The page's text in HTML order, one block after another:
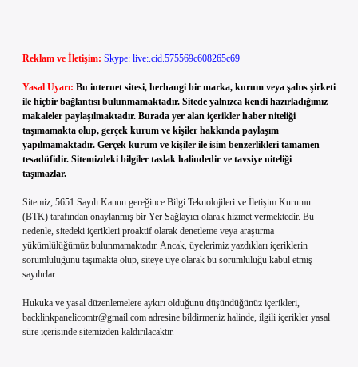
Reklam ve İletişim: Skype: live:.cid.575569c608265c69
Yasal Uyarı: Bu internet sitesi, herhangi bir marka, kurum veya şahıs şirketi
ile hiçbir bağlantısı bulunmamaktadır. Sitede yalnızca kendi hazırladığımız
makaleler paylaşılmaktadır. Burada yer alan içerikler haber niteliği
taşımamakta olup, gerçek kurum ve kişiler hakkında paylaşım
yapılmamaktadır. Gerçek kurum ve kişiler ile isim benzerlikleri tamamen
tesadüfidir. Sitemizdeki bilgiler taslak halindedir ve tavsiye niteliği
taşımazlar.
Sitemiz, 5651 Sayılı Kanun gereğince Bilgi Teknolojileri ve İletişim Kurumu
(BTK) tarafından onaylanmış bir Yer Sağlayıcı olarak hizmet vermektedir. Bu
nedenle, sitedeki içerikleri proaktif olarak denetleme veya araştırma
yükümlülüğümüz bulunmamaktadır. Ancak, üyelerimiz yazdıkları içeriklerin
sorumluluğunu taşımakta olup, siteye üye olarak bu sorumluluğu kabul etmiş
sayılırlar.
Hukuka ve yasal düzenlemelere aykırı olduğunu düşündüğünüz içerikleri,
backlinkpanelicomtr@gmail.com adresine bildirmeniz halinde, ilgili içerikler yasal
süre içerisinde sitemizden kaldırılacaktır.